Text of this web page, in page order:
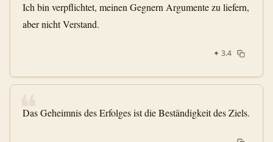
Ich bin verpflichtet, meinen Gegnern Argumente zu liefern,
aber nicht Verstand.
✦ 3.4
❝
Das Geheimnis des Erfolges ist die Beständigkeit des Ziels.